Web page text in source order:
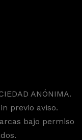
ANÓNIMA.
previo aviso.
bajo permiso